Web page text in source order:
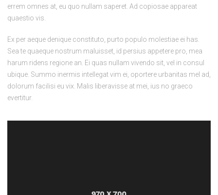
errem omnes at, eu quo nullam saperet. Ad copiosae appareat
quaestio vis.
Ex per aeque denique constituto, purto populo molestiae ei has.
Sea te quaeque nostrum maluisset, id persius appetere pro, mea
harum ridens regione an. Ei quas nullam vivendo sit, vel in consul
ubique. Summo inermis intellegat vim ei, oportere urbanitas mel ad,
dolorum facilisi eu vix. Malis liberavisse at mei, ius no graeco
evertitur.